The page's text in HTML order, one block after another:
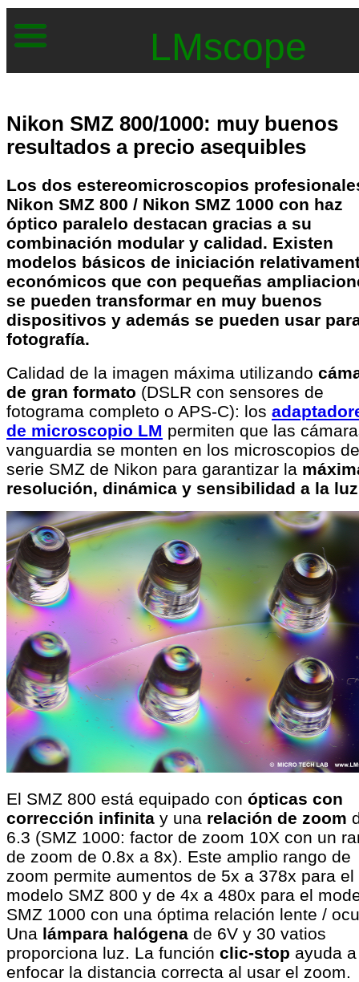
LMscope
Nikon SMZ 800/1000: muy buenos
resultados a precio asequibles
Los dos estereomicroscopios
Nikon SMZ 800 / Nikon SMZ 1000 con haz
óptico paralelo destacan gracias a su
combinación modular y calidad. Existen
modelos básicos de iniciación
económicos que con pequeñas
se pueden transformar en muy buenos
dispositivos y además se pueden usar
fotografía.
Calidad de la imagen máxima utilizando
de gran formato (DSLR con sensores de
fotograma completo o APS-C): los
de microscopio LM permiten que las
vanguardia se monten en los microscopios
serie SMZ de Nikon para garantizar la
resolución, dinámica y sensibilidad a la luz
El SMZ 800 está equipado con ópticas con
corrección infinita y una relación de zoom
6.3 (SMZ 1000: factor de zoom 10X con un
de zoom de 0.8x a 8x). Este amplio rango de
zoom permite aumentos de 5x a 378x para el
modelo SMZ 800 y de 4x a 480x para el
SMZ 1000 con una óptima relación lente /
Una lámpara halógena de 6V y 30 vatios
proporciona luz. La función clic-stop ayuda a
enfocar la distancia correcta al usar el zoom.